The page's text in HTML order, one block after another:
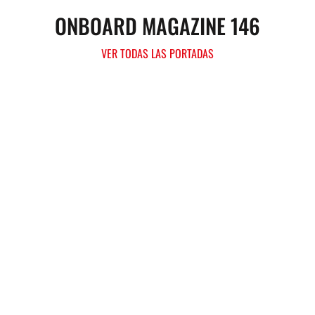
ONBOARD MAGAZINE 146
VER TODAS LAS PORTADAS